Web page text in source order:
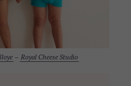
– Royal Cheese Studio